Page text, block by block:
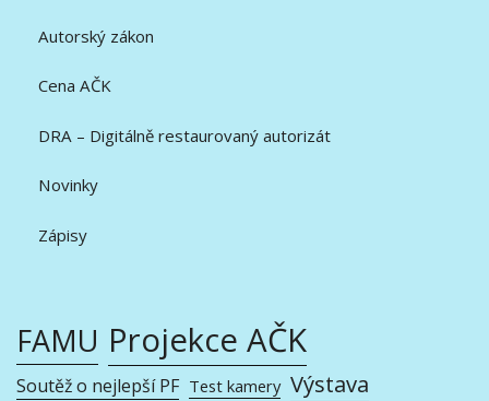
Autorský zákon
Cena AČK
DRA – Digitálně restaurovaný autorizát
Novinky
Zápisy
FAMU Projekce AČK
Soutěž o nejlepší PF Test kamery Výstava